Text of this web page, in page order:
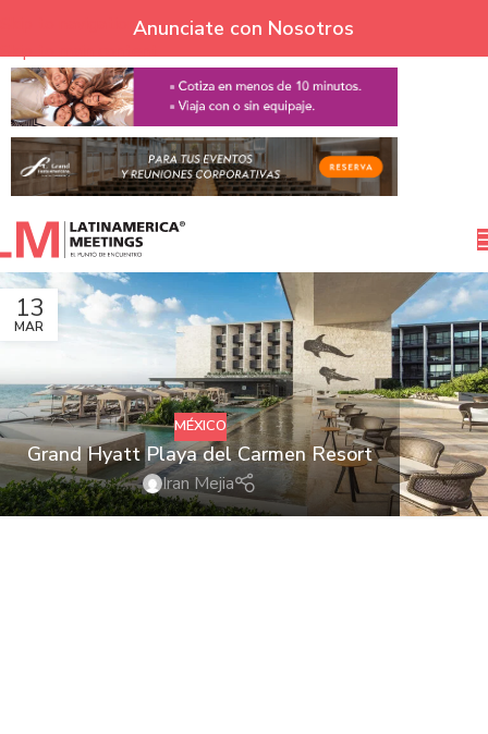
Skip to navigation
Skip to main content
Anunciate con Nosotros
13
MAR
MÉXICO
Grand Hyatt Playa del Carmen Resort
Iran Mejia